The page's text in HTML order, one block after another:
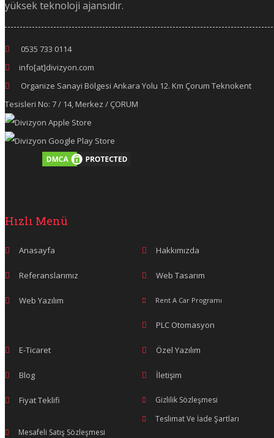
yüksek teknoloji ajansıdır.
0535 733 0114
info[at]divizyon.com
Organize Sanayi Bölgesi Ankara Yolu 12. Km Çorum Teknokent
Tesisleri No: 7 / 14, Merkez / ÇORUM
Hızlı Menü
Anasayfa Hakkımızda
Referanslarımız Web Tasarım
Web Yazılım Rent A Car Programı
PLC Otomasyon
E-Ticaret Özel Yazılım
Blog İletişim
Fiyat Teklifi
Gizlilik Sözleşmesi
Teslimat Ve İade Şartları
Mesafeli Satış Sözleşmesi